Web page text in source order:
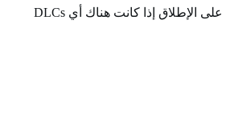
وفي الوقت نفسه، يعمل Hexworks على تحسين Lords of the Fallen، حيث قد قاموا بإضافة العديد من المحتويات المجانية قبل نهاية عام 2023، ولن يكون من المستغرب على الإطلاق إذا كانت هناك أي DLCs